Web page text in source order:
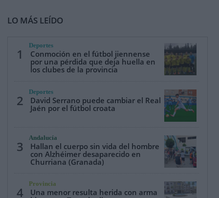
LO MÁS LEÍDO
1
Deportes
Conmoción en el fútbol jiennense
por una pérdida que deja huella en
los clubes de la provincia
2
Deportes
David Serrano puede cambiar el Real
Jaén por el fútbol croata
3
Andalucía
Hallan el cuerpo sin vida del hombre
con Alzhéimer desaparecido en
Churriana (Granada)
4
Provincia
Una menor resulta herida con arma